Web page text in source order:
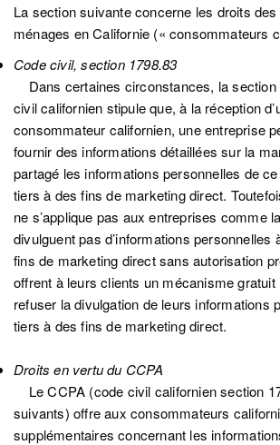
La section suivante concerne les droits
ménages en Californie (« consommateurs
Code civil, section 1798.83
Dans certaines circonstances, la section
civil californien stipule que, à la réception
consommateur californien, une entreprise
fournir des informations détaillées sur la
partagé les informations personnelles de
tiers à des fins de marketing direct.
ne s’applique pas aux entreprises comme
divulguent pas d’informations personnelles
fins de marketing direct sans autorisation
offrent à leurs clients un mécanisme gratuit
refuser la divulgation de leurs informations
tiers à des fins de marketing direct.
Droits en vertu du CCPA
Le CCPA (code civil californien section
suivants) offre aux consommateurs
supplémentaires concernant les